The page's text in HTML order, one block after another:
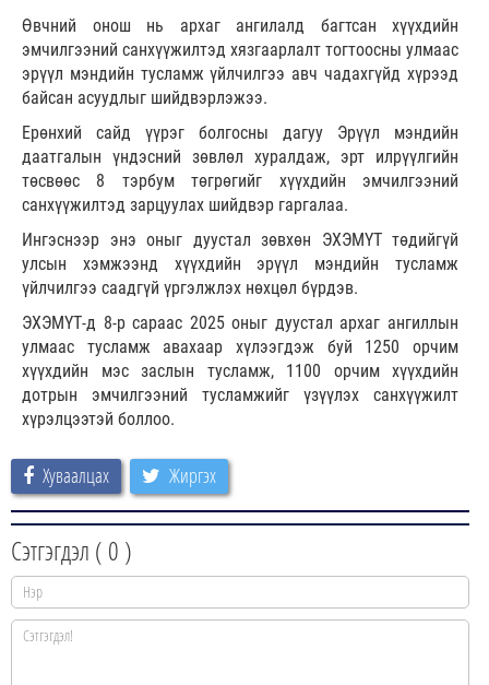
Өвчний онош нь архаг ангилалд багтсан хүүхдийн
эмчилгээний санхүүжилтэд хязгаарлалт тогтоосны улмаас
эрүүл мэндийн тусламж үйлчилгээ авч чадахгүйд хүрээд
байсан асуудлыг шийдвэрлэжээ.
Ерөнхий сайд үүрэг болгосны дагуу Эрүүл мэндийн
даатгалын үндэсний зөвлөл хуралдаж, эрт илрүүлгийн
төсвөөс 8 тэрбум төгрөгийг хүүхдийн эмчилгээний
санхүүжилтэд зарцуулах шийдвэр гаргалаа.
Ингэснээр энэ оныг дуустал зөвхөн ЭХЭМҮТ төдийгүй
улсын хэмжээнд хүүхдийн эрүүл мэндийн тусламж
үйлчилгээ саадгүй үргэлжлэх нөхцөл бүрдэв.
ЭХЭМҮТ-д 8-р сараас 2025 оныг дуустал архаг ангиллын
улмаас тусламж авахаар хүлээгдэж буй 1250 орчим
хүүхдийн мэс заслын тусламж, 1100 орчим хүүхдийн
дотрын эмчилгээний тусламжийг үзүүлэх санхүүжилт
хүрэлцээтэй боллоо.
Хуваалцах Жиргэх
Сэтгэгдэл ( 0 )